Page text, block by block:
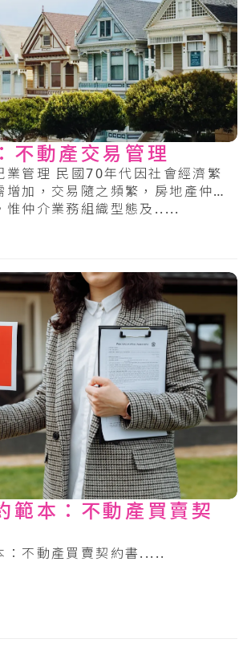
不動產交易管理
業管理 民國70年代因社會經濟繁
增加，交易隨之頻繁，房地產仲介
惟仲介業務組織型態及.....
範本：不動產買賣契
：不動產買賣契約書.....